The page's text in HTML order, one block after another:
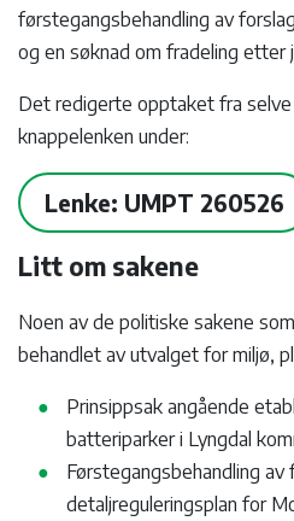
førstegangsbehandling av
og en søknad om fradeling etter
Det redigerte opptaket fra
knappelenken under:
Lenke: UMPT 260526
Litt om sakene
Noen av de politiske sakene
behandlet av utvalget for miljø,
Prinsippsak angående
batteriparker i Lyngdal
Førstegangsbehandling av
detaljreguleringsplan for